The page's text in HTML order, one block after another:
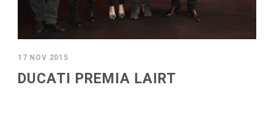
17 NOV 2015
DUCATI PREMIA LAIRT